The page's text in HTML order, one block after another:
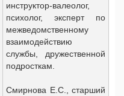
инструктор-валеолог,
психолог, эксперт по
межведомственному
взаимодействию
службы, дружественной
подросткам.
Смирнова Е.С., старший